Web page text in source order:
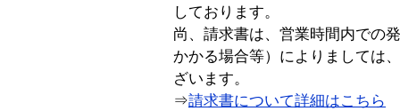
しております。
尚、請求書は、営業時間内での
かかる場合等）によりましては
ざいます。
⇒請求書について詳細はこちら